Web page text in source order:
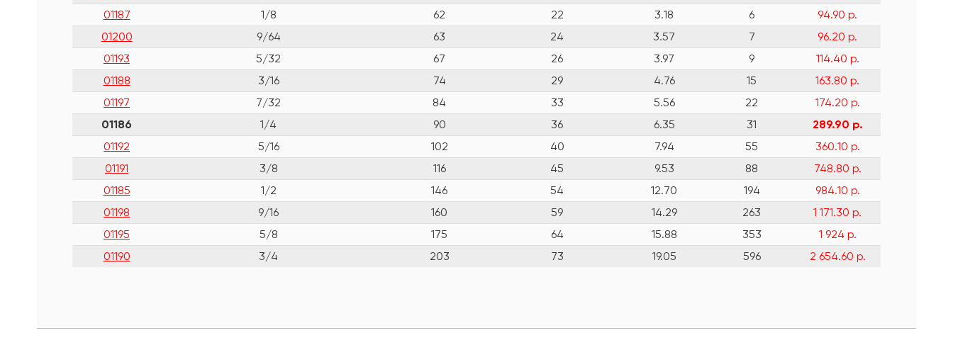
01187
1/8 62 22 3.18 6
94.90 р.
01200
9/64 63 24 3.57 7
96.20 р.
01193
5/32 67 26 3.97 9
114.40 р.
01188
3/16 74 29 4.76 15
163.80 р.
01197
7/32 84 33 5.56 22
174.20 р.
01186
1/4 90 36 6.35 31
289.90 р.
01192
5/16 102 40 7.94 55
360.10 р.
01191
3/8 116 45 9.53 88
748.80 р.
01185
1/2 146 54 12.70 194
984.10 р.
01198
9/16 160 59 14.29 263
1 171.30 р.
01195
5/8 175 64 15.88 353
1 924 р.
01190
3/4 203 73 19.05 596 2 654.60 р.